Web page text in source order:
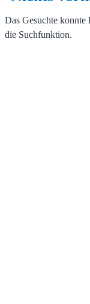
Das Gesuchte
die Suchfunktion.